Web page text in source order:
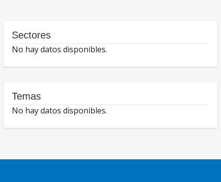
Sectores
No hay datos disponibles.
Temas
No hay datos disponibles.